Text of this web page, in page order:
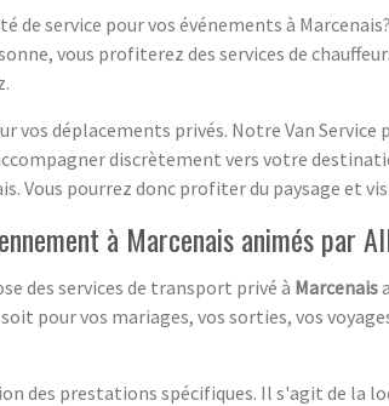
service pour vos événements à
vous profiterez des services de
vos déplacements privés. Notre Van Service
discrètement vers votre
Vous pourrez donc profiter du paysage et
à Marcenais animés par
des services de transport privé à Marcenais
pour vos mariages, vos sorties, vos
des prestations spécifiques. Il s'agit de la